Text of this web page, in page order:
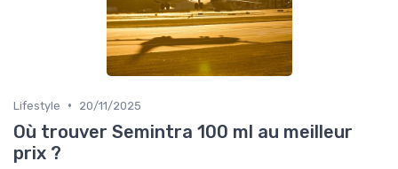
Lifestyle • 20/11/2025
Où trouver Semintra 100 ml au meilleur
prix ?